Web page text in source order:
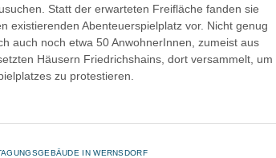
Statt der erwarteten Freifläche fanden sie
existierenden Abenteuerspielplatz vor. Nicht genug
auch noch etwa 50 AnwohnerInnen, zumeist aus
Häusern Friedrichshains, dort versammelt, um
zu protestieren.
IN WERNSDORF